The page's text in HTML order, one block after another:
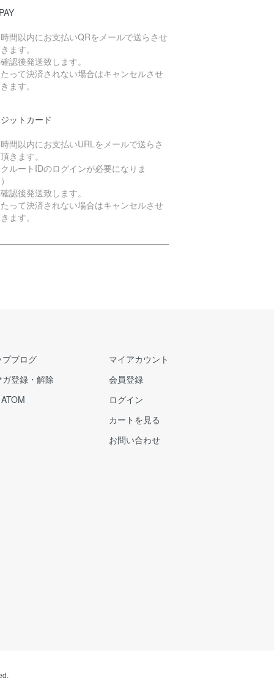
間以内にお支払いQRをメールで送らさせ
ます。
認後発送致します。
たって決済されない場合はキャンセルさせ
ます。
ットカード
間以内にお支払いURLをメールで送らさ
きます。
クルートIDのログインが必要になりま
認後発送致します。
たって決済されない場合はキャンセルさせ
ます。
プブログ
ガ登録・解除
ATOM
マイアカウント
会員登録
ログイン
カートを見る
お問い合わせ